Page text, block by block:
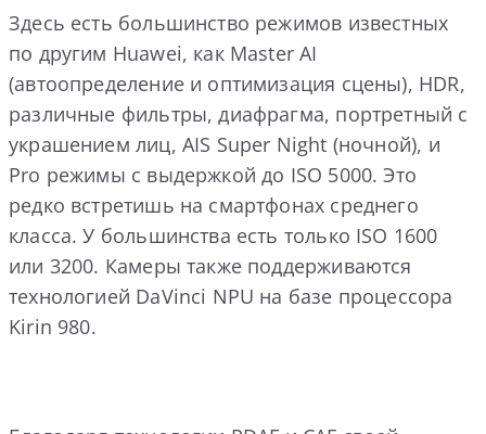
Здесь есть большинство режимов известных
по другим Huawei, как Master AI
(автоопределение и оптимизация сцены), HDR,
различные фильтры, диафрагма, портретный с
украшением лиц, AIS Super Night (ночной), и
Pro режимы с выдержкой до ISO 5000. Это
редко встретишь на смартфонах среднего
класса. У большинства есть только ISO 1600
или 3200. Камеры также поддерживаются
технологией DaVinci NPU на базе процессора
Kirin 980.